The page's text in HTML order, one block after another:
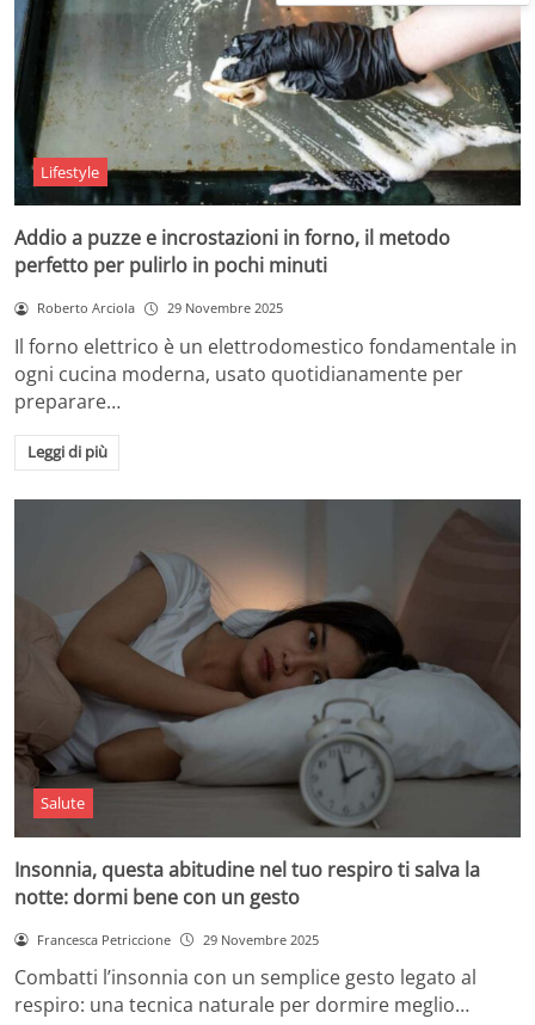
Lifestyle
Addio a puzze e incrostazioni in forno, il metodo
perfetto per pulirlo in pochi minuti
Roberto Arciola 29 Novembre 2025
Il forno elettrico è un elettrodomestico fondamentale in
ogni cucina moderna, usato quotidianamente per
preparare…
Leggi di più
Salute
Insonnia, questa abitudine nel tuo respiro ti salva la
notte: dormi bene con un gesto
Francesca Petriccione 29 Novembre 2025
Combatti l’insonnia con un semplice gesto legato al
respiro: una tecnica naturale per dormire meglio…